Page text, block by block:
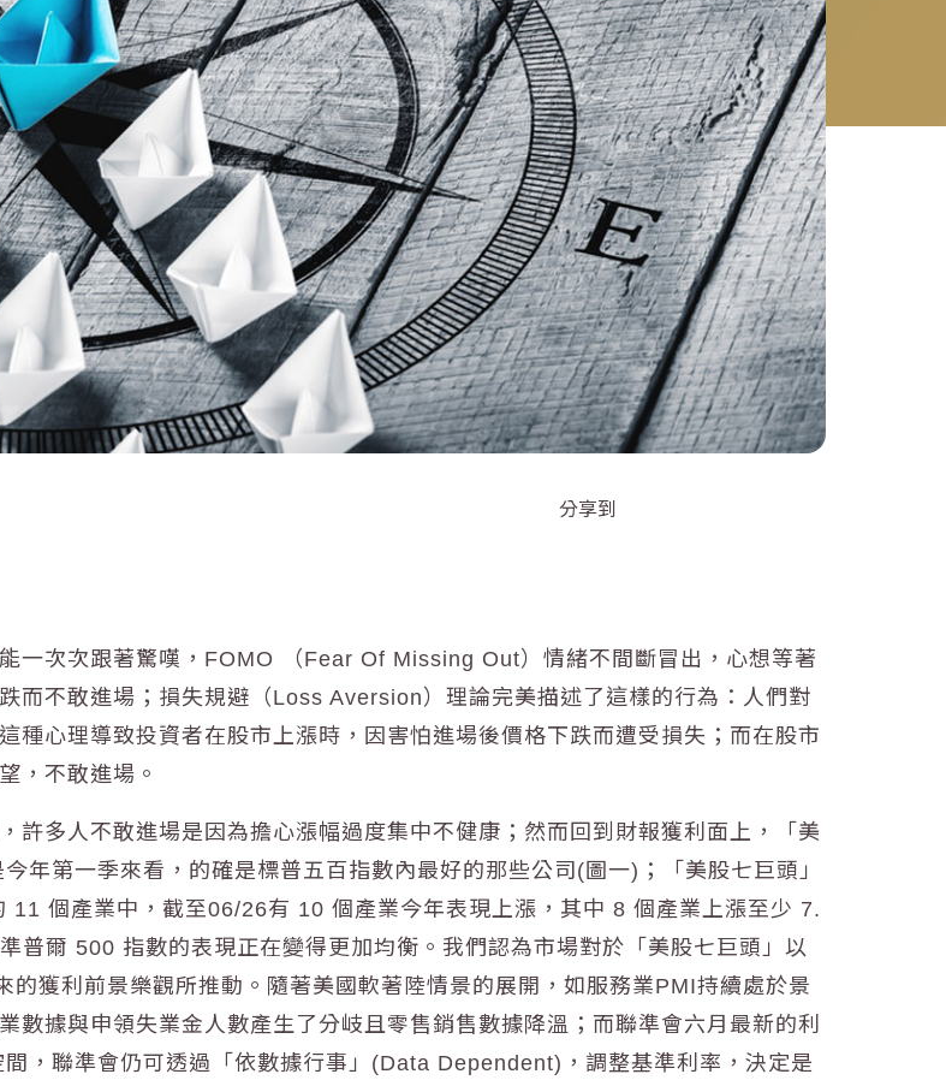
分享到
一次次跟著驚嘆，FOMO （Fear Of Missing Out）情緒不間斷冒出，心想等著
而不敢進場；損失規避（Loss Aversion）理論完美描述了這樣的行為：人們對
種心理導致投資者在股市上漲時，因害怕進場後價格下跌而遭受損失；而在股市
，不敢進場。
許多人不敢進場是因為擔心漲幅過度集中不健康；然而回到財報獲利面上，「美
年第一季來看，的確是標普五百指數內最好的那些公司(圖一)；「美股七巨頭」
個產業中，截至06/26有 10 個產業今年表現上漲，其中 8 個產業上漲至少 7.
普爾 500 指數的表現正在變得更加均衡。我們認為市場對於「美股七巨頭」以
獲利前景樂觀所推動。隨著美國軟著陸情景的展開，如服務業PMI持續處於景
數據與申領失業金人數產生了分岐且零售銷售數據降溫；而聯準會六月最新的利
，聯準會仍可透過「依數據行事」(Data Dependent)，調整基準利率，決定是